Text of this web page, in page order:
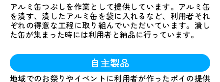
アルミ缶つぶしを作業として提供しています。アルミ缶
を潰す、潰したアルミ缶を袋に入れるなど、利用者それ
ぞれの得意な工程に取り組んでいただいています。潰し
た缶が集まった時には利用者と納品に行っています。
自主製品
地域でのお祭りやイベントに利用者が作ったポイの提供